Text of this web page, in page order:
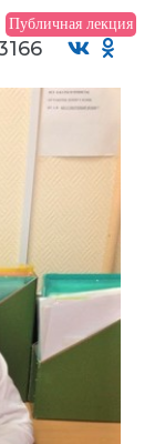
Публичная лекция